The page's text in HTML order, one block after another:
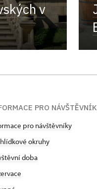
v
PRO
pro návštěvníky
okruhy
doba